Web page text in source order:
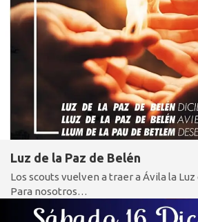
Luz de la Paz de Belén
Los scouts vuelven a traer a Ávila la Luz
Para nosotros…